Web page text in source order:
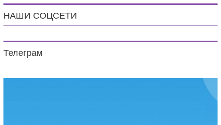
НАШИ СОЦСЕТИ
Телеграм